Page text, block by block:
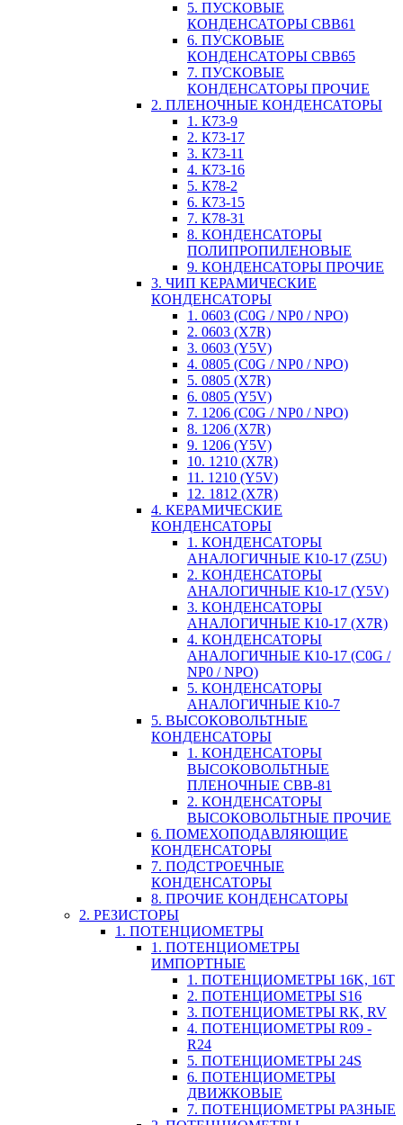
5. ПУСКОВЫЕ
КОНДЕНСАТОРЫ CBB61
6. ПУСКОВЫЕ
КОНДЕНСАТОРЫ CBB65
7. ПУСКОВЫЕ
КОНДЕНСАТОРЫ ПРОЧИЕ
2. ПЛЕНОЧНЫЕ КОНДЕНСАТОРЫ
1. К73-9
2. К73-17
3. К73-11
4. К73-16
5. К78-2
6. К73-15
7. К78-31
8. КОНДЕНСАТОРЫ
ПОЛИПРОПИЛЕНОВЫЕ
9. КОНДЕНСАТОРЫ ПРОЧИЕ
3. ЧИП КЕРАМИЧЕСКИЕ
КОНДЕНСАТОРЫ
1. 0603 (C0G / NP0 / NPO)
2. 0603 (X7R)
3. 0603 (Y5V)
4. 0805 (C0G / NP0 / NPO)
5. 0805 (X7R)
6. 0805 (Y5V)
7. 1206 (C0G / NP0 / NPO)
8. 1206 (X7R)
9. 1206 (Y5V)
10. 1210 (X7R)
11. 1210 (Y5V)
12. 1812 (X7R)
4. КЕРАМИЧЕСКИЕ
КОНДЕНСАТОРЫ
1. КОНДЕНСАТОРЫ
АНАЛОГИЧНЫЕ К10-17 (Z5U)
2. КОНДЕНСАТОРЫ
АНАЛОГИЧНЫЕ К10-17 (Y5V)
3. КОНДЕНСАТОРЫ
АНАЛОГИЧНЫЕ К10-17 (X7R)
4. КОНДЕНСАТОРЫ
АНАЛОГИЧНЫЕ К10-17 (C0G /
NP0 / NPO)
5. КОНДЕНСАТОРЫ
АНАЛОГИЧНЫЕ К10-7
5. ВЫСОКОВОЛЬТНЫЕ
КОНДЕНСАТОРЫ
1. КОНДЕНСАТОРЫ
ВЫСОКОВОЛЬТНЫЕ
ПЛЕНОЧНЫЕ CBB-81
2. КОНДЕНСАТОРЫ
ВЫСОКОВОЛЬТНЫЕ ПРОЧИЕ
6. ПОМЕХОПОДАВЛЯЮЩИЕ
КОНДЕНСАТОРЫ
7. ПОДСТРОЕЧНЫЕ
КОНДЕНСАТОРЫ
8. ПРОЧИЕ КОНДЕНСАТОРЫ
2. РЕЗИСТОРЫ
1. ПОТЕНЦИОМЕТРЫ
1. ПОТЕНЦИОМЕТРЫ
ИМПОРТНЫЕ
1. ПОТЕНЦИОМЕТРЫ 16K, 16T
2. ПОТЕНЦИОМЕТРЫ S16
3. ПОТЕНЦИОМЕТРЫ RK, RV
4. ПОТЕНЦИОМЕТРЫ R09 -
R24
5. ПОТЕНЦИОМЕТРЫ 24S
6. ПОТЕНЦИОМЕТРЫ
ДВИЖКОВЫЕ
7. ПОТЕНЦИОМЕТРЫ РАЗНЫЕ